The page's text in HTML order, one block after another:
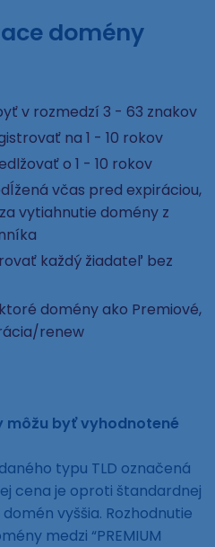
domény
v rozmedzí 3 - 63 znakov
na 1 - 10 rokov
o 1 - 10 rokov
včas pred expiráciou,
vytiahnutie domény z
každý žiadateľ bez
domény ako Premiové,
renew
môžu byť vyhodnotené
typu TLD označená
cena je oproti štandardnej
vyššia. Rozhodnutie
medzi “PREMIUM